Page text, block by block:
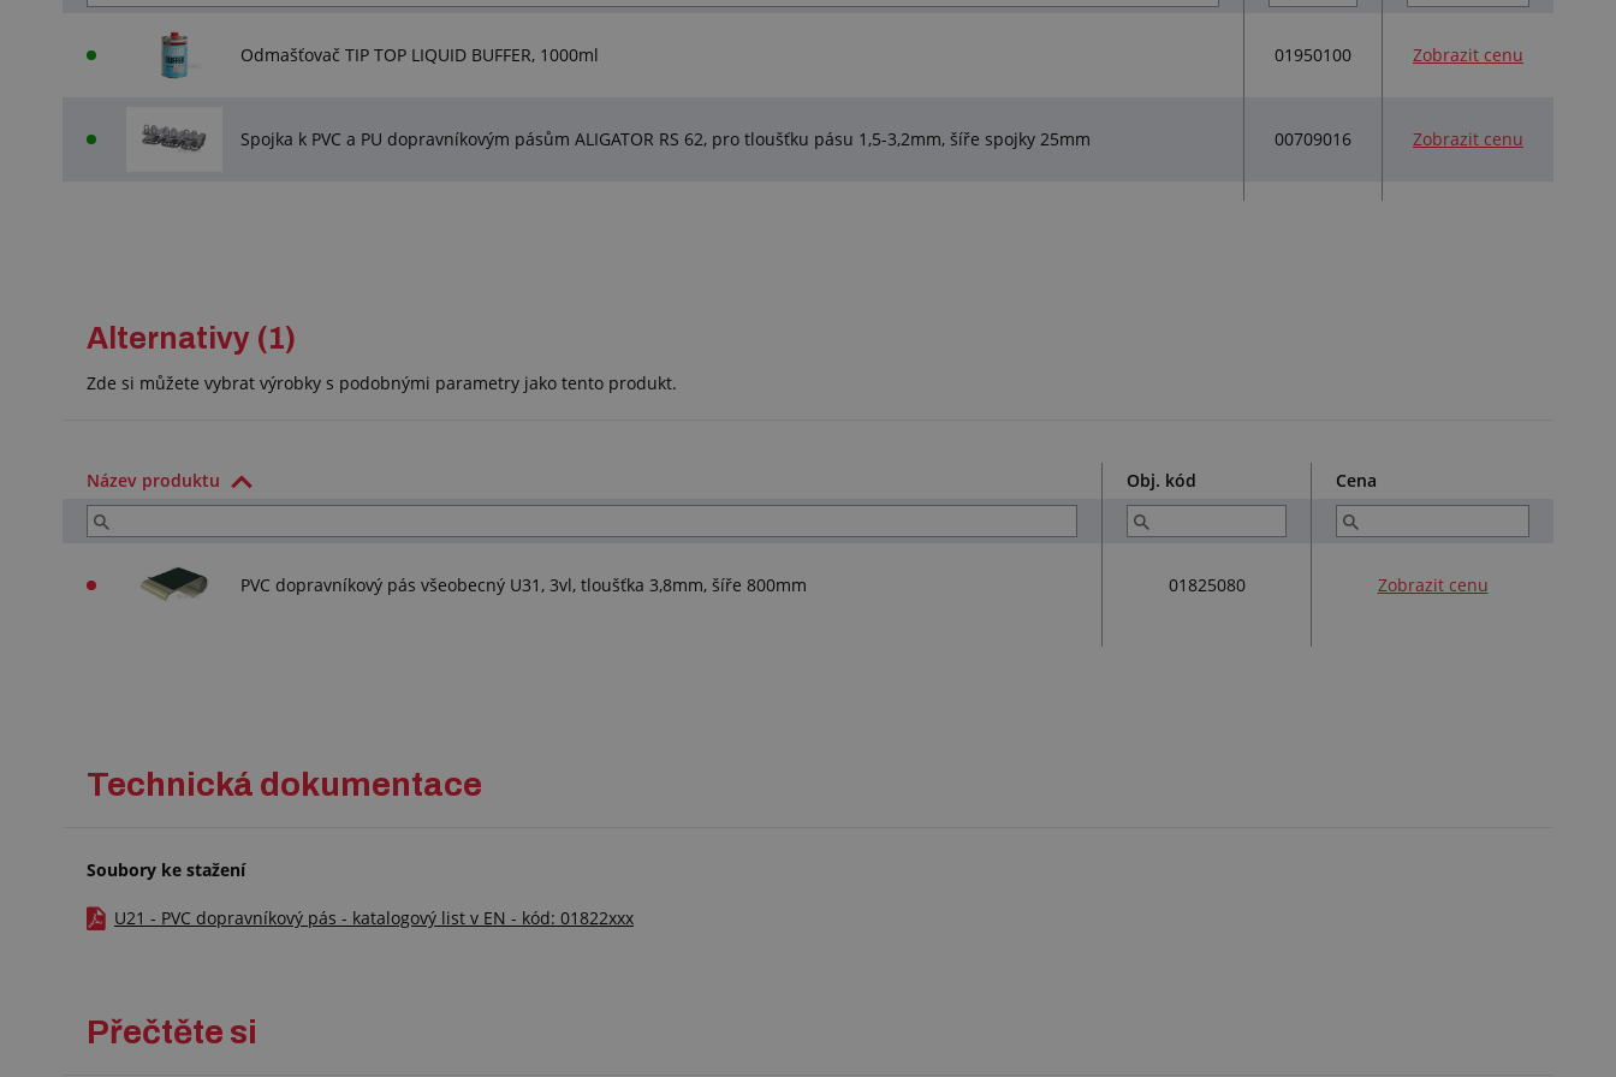
Odmašťovač TIP TOP LIQUID BUFFER, 1000ml 01950100 Zobrazit cenu
Spojka k PVC a PU dopravníkovým pásům ALIGATOR RS 62, pro tloušťku pásu 1,5-3,2mm, šíře spojky 25mm 00709016 Zobrazit cenu
Alternativy (1)
Zde si můžete vybrat výrobky s podobnými parametry jako tento produkt.
Název produktu Obj. kód Cena
PVC dopravníkový pás všeobecný U31, 3vl, tloušťka 3,8mm, šíře 800mm 01825080 Zobrazit cenu
Technická dokumentace
Soubory ke stažení
U21 - PVC dopravníkový pás - katalogový list v EN - kód: 01822xxx
Přečtěte si